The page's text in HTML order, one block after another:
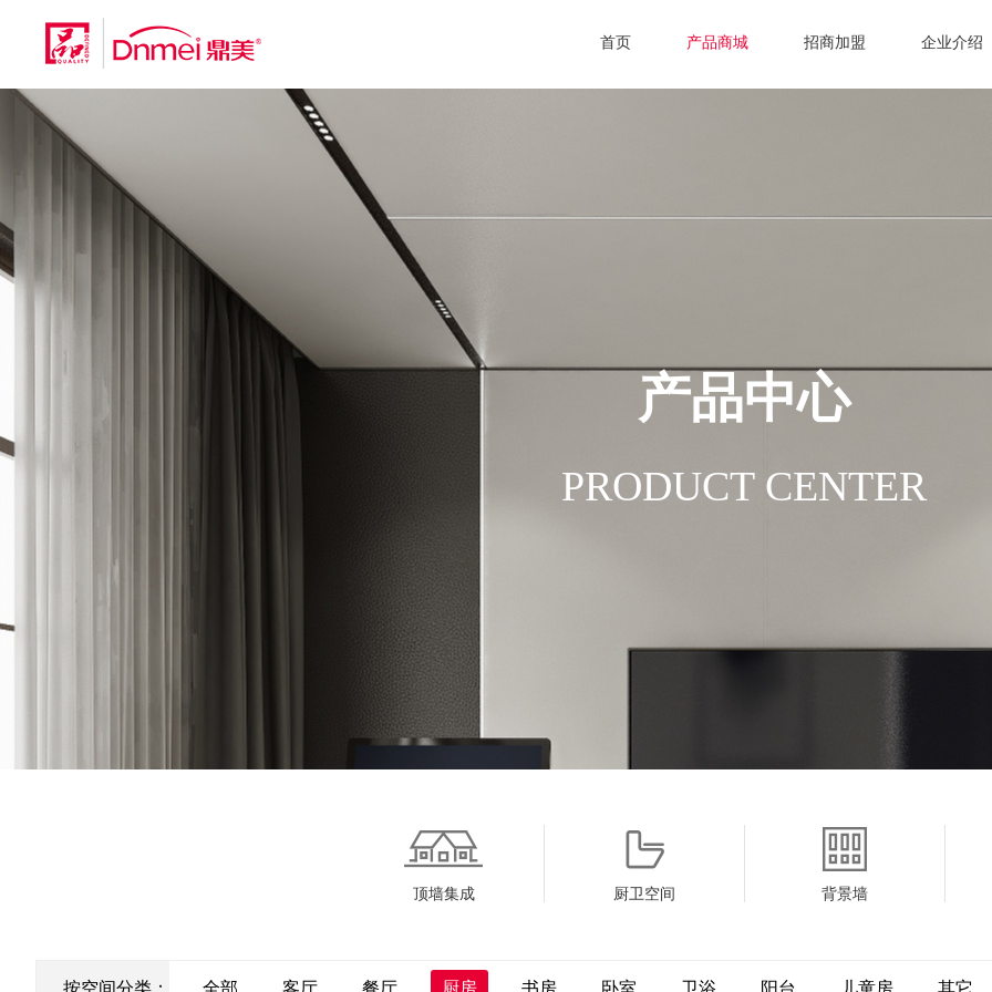
首页 产品商城 招商加盟 企业介绍
产品中心
PRODUCT CENTER
顶墙集成 厨卫空间 背景墙
按空间分类： 全部 客厅 餐厅 厨房 书房 卧室 卫浴 阳台 儿童房 其它